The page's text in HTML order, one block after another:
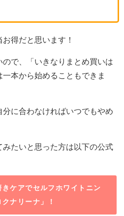
得だと思います！
で、「いきなりまとめ買いは
本から始めることもできま
に合わなければいつでもやめ
みたいと思った方は以下の公式
ケアでセルフホワイトニン
ナリーナ」！